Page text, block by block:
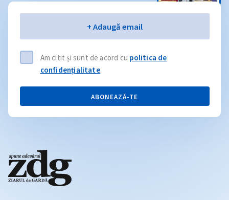
+ Adaugă email
Am citit și sunt de acord cu politica de
confidențialitate.
ABONEAZĂ-TE